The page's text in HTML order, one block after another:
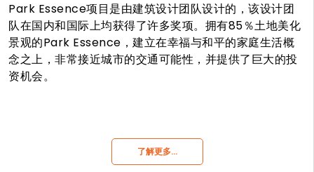
Park Essence项目是由建筑设计团队设计的，该设计团
队在国内和国际上均获得了许多奖项。拥有85％土地美化
景观的Park Essence，建立在幸福与和平的家庭生活概
念之上，非常接近城市的交通可能性，并提供了巨大的投
资机会。
了解更多…